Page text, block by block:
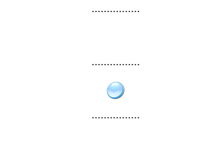
................
................
................